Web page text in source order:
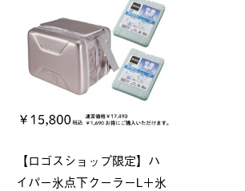
【ロゴスショップ限定】ハ
イパー氷点下クーラーL＋氷